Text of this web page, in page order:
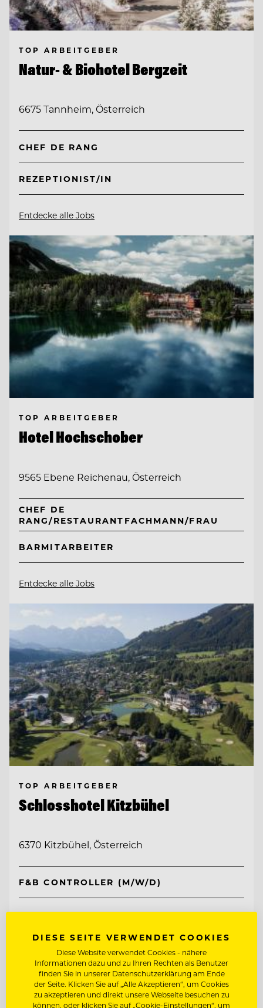
TOP ARBEITGEBER
Natur- & Biohotel Bergzeit
6675 Tannheim, Österreich
CHEF DE RANG
REZEPTIONIST/IN
Entdecke alle Jobs
TOP ARBEITGEBER
Hotel Hochschober
9565 Ebene Reichenau, Österreich
CHEF DE
RANG/RESTAURANTFACHMANN/FRAU
BARMITARBEITER
Entdecke alle Jobs
TOP ARBEITGEBER
Schlosshotel Kitzbühel
6370 Kitzbühel, Österreich
F&B CONTROLLER (M/W/D)
DIESE SEITE VERWENDET COOKIES
Diese Website verwendet Cookies - nähere
Informationen dazu und zu Ihren Rechten als Benutzer
finden Sie in unserer Datenschutzerklärung am Ende
der Seite. Klicken Sie auf „Alle Akzeptieren“, um Cookies
zu akzeptieren und direkt unsere Webseite besuchen zu
können, oder klicken Sie auf „Cookie-Einstellungen“, um